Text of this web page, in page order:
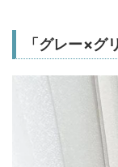
「グレー×グ